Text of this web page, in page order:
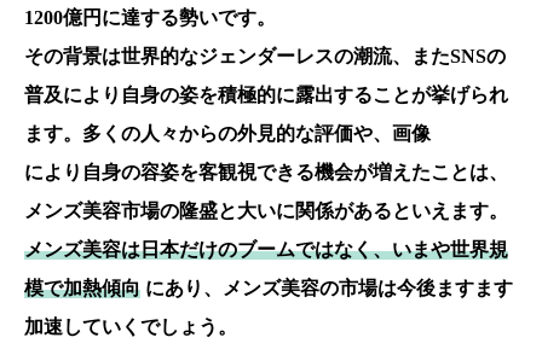
1200億円に達する勢いです。
その背景は世界的なジェンダーレスの潮流、またSNSの
普及により自身の姿を積極的に露出することが挙げられ
ます。多くの人々からの外見的な評価や、画像
により自身の容姿を客観視できる機会が増えたことは、
メンズ美容市場の隆盛と大いに関係があるといえます。
メンズ美容は日本だけのブームではなく、いまや世界規
模で加熱傾向 にあり、メンズ美容の市場は今後ますます
加速していくでしょう。